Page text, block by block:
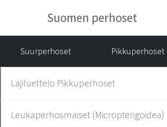
Suomen perhoset
Suurperhoset Pikkuperhoset
Lajiluettelo Pikkuperhoset
Leukaperhosmaiset (Micropterigoidea)